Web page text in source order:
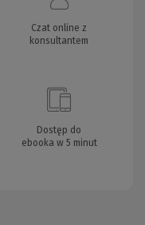
Czat online z
konsultantem
Dostęp do
ebooka w 5 minut